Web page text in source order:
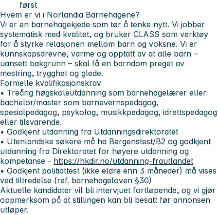
først
Hvem er vi i Norlandia Barnehagene?
Vi er en barnehagekjede som tør å tenke nytt. Vi jobber
systematisk med kvalitet, og bruker CLASS som verktøy
for å styrke relasjonen mellom barn og voksne. Vi er
kunnskapsdrevne, varme og opptatt av at alle barn –
uansett bakgrunn – skal få en barndom preget av
mestring, trygghet og glede.
Formelle kvalifikasjonskrav
• Treårig høgskoleutdanning som barnehagelærer eller
bachelor/master som barnevernspedagog,
spesialpedagog, psykolog, musikkpedagog, idrettspedagog
eller tilsvarende.
• Godkjent utdanning fra Utdanningsdirektoratet
• Utenlandske søkere må ha Bergenstest/B2 og godkjent
utdanning fra Direktoratet for høyere utdanning og
kompetanse - https://hkdir.no/utdanning-frautlandet
• Godkjent politiattest (ikke eldre enn 3 måneder) må vises
ved tiltredelse (ref. barnehageloven §30)
Aktuelle kandidater vil bli intervjuet fortløpende, og vi gjør
oppmerksom på at stillingen kan bli besatt før annonsen
utløper.